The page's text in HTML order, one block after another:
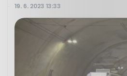
19. 6. 2023 13:33